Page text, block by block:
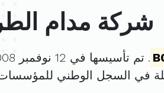
شركة مدام
في السجل الوطني